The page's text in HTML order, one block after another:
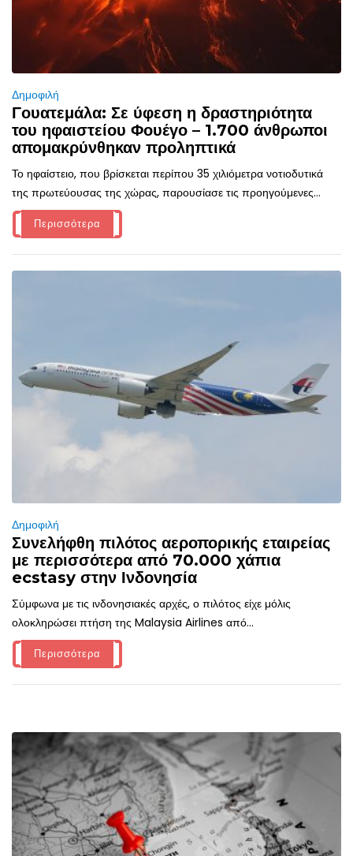
Δημοφιλή
Γουατεμάλα: Σε ύφεση η δραστηριότητα
του ηφαιστείου Φουέγο – 1.700 άνθρωποι
απομακρύνθηκαν προληπτικά
Το ηφαίστειο, που βρίσκεται περίπου 35 χιλιόμετρα νοτιοδυτικά
της πρωτεύουσας της χώρας, παρουσίασε τις προηγούμενες...
Περισσότερα
Δημοφιλή
Συνελήφθη πιλότος αεροπορικής εταιρείας
με περισσότερα από 70.000 χάπια
ecstasy στην Ινδονησία
Σύμφωνα με τις ινδονησιακές αρχές, ο πιλότος είχε μόλις
ολοκληρώσει πτήση της Malaysia Airlines από...
Περισσότερα